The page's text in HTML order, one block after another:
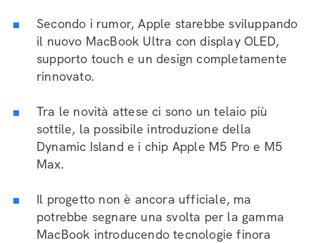
Secondo i rumor, Apple starebbe sviluppando
il nuovo MacBook Ultra con display OLED,
supporto touch e un design completamente
rinnovato.
Tra le novità attese ci sono un telaio più
sottile, la possibile introduzione della
Dynamic Island e i chip Apple M5 Pro e M5
Max.
Il progetto non è ancora ufficiale, ma
potrebbe segnare una svolta per la gamma
MacBook introducendo tecnologie finora